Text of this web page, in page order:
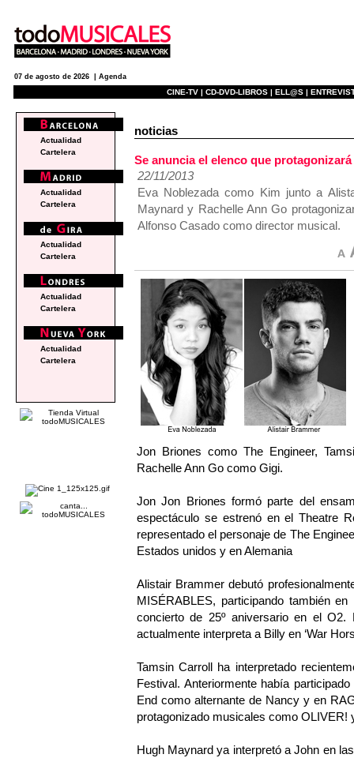
07 de agosto de 2026 | Agenda
CINE-TV | CD-DVD-LIBROS | ELL@S |
noticias
Se anuncia el elenco que
22/11/2013
Eva Noblezada como Kim junto a
Maynard y Rachelle Ann Go
Alfonso Casado como director musical.
Jon Briones como The Engineer,
Rachelle Ann Go como Gigi.
Jon Jon Briones formó parte del
espectáculo se estrenó en el Theatre
representado el personaje de The
Estados unidos y en Alemania
Alistair Brammer debutó
MISÉRABLES, participando también
concierto de 25º aniversario en el
actualmente interpreta a Billy en ‘War
Tamsin Carroll ha interpretado
Festival. Anteriormente había
End como alternante de Nancy y en
protagonizado musicales como OLIVER!
Hugh Maynard ya interpretó a John en
Actualidad
Cartelera
Actualidad
Cartelera
Actualidad
Cartelera
Actualidad
Cartelera
Actualidad
Cartelera